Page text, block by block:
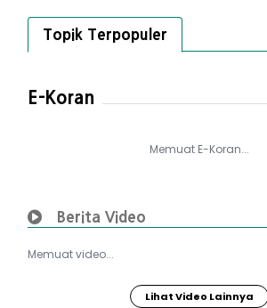
Topik Terpopuler
E-Koran
Memuat E-Koran...
Berita Video
Memuat video...
Lihat Video Lainnya